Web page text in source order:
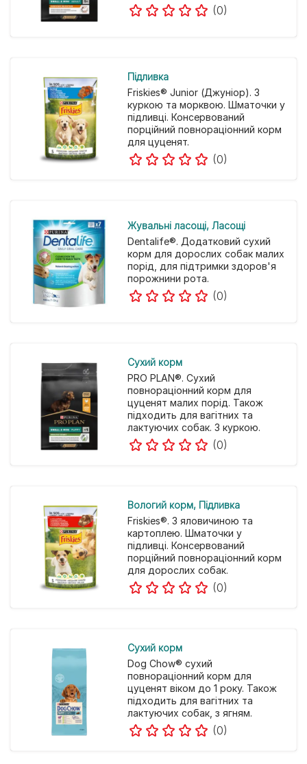
(0)
Підливка
Friskies® Junior (Джуніор). З
куркою та морквою. Шматочки у
підливці. Консервований
порційний повнораціонний корм
для цуценят.
(0)
Жувальні ласощі Ласощі
Dentalife®. Додатковий сухий
корм для дорослих собак малих
порід, для підтримки здоров'я
порожнини рота.
(0)
Cухий корм
PRO PLAN®. Сухий
повнораціонний корм для
цуценят малих порід. Також
підходить для вагітних та
лактуючих собак. З куркою.
(0)
Вологий корм Підливка
Friskies®. З яловичиною та
картоплею. Шматочки у
підливці. Консервований
порційний повнораціонний корм
для дорослих собак.
(0)
Cухий корм
Dog Chow® сухий
повнораціонний корм для
цуценят віком до 1 року. Також
підходить для вагітних та
лактуючих собак, з ягням.
(0)